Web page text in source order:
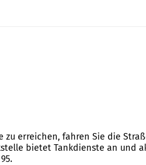
zu erreichen, fahren Sie die
bietet Tankdienste an und